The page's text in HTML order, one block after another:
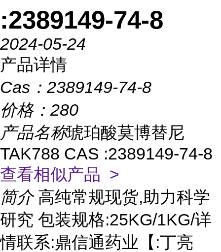
:2389149-74-8
2024-05-24
产品详情
Cas： 2389149-74-8
价格： 280
产品名称琥珀酸莫博替尼
TAK788 CAS :2389149-74-8
查看相似产品 >
简介 高纯常规现货,助力科学
研究 包装规格:25KG/1KG/详
情联系:鼎信通药业【:丁亮